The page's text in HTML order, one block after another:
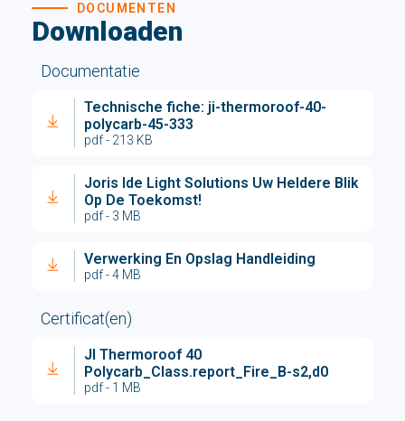
Downloaden
DOCUMENTEN
Documentatie
Technische fiche: ji-thermoroof-40-
polycarb-45-333
pdf - 213 KB
Joris Ide Light Solutions Uw Heldere Blik
Op De Toekomst!
pdf - 3 MB
Verwerking En Opslag Handleiding
pdf - 4 MB
Certificat(en)
JI Thermoroof 40
Polycarb_Class.report_Fire_B-s2,d0
pdf - 1 MB